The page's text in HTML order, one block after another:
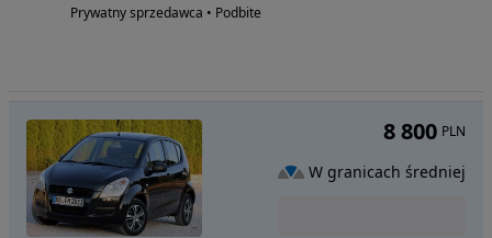
Prywatny sprzedawca • Podbite
8 800 PLN
W granicach średniej